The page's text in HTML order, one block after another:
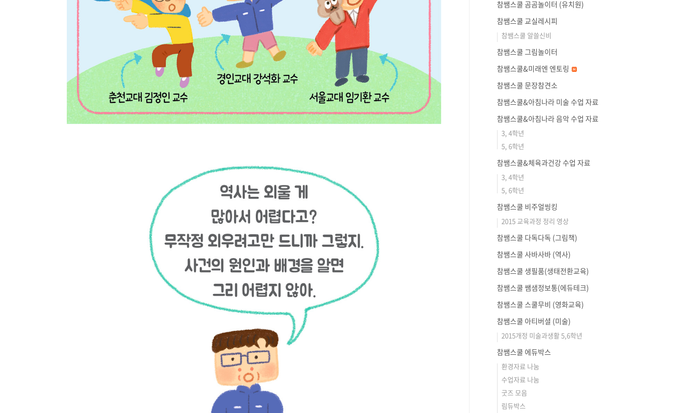
참쌤스쿨 곰곰놀이터 (유치원)
참쌤스쿨 교실레시피
참쌤스쿨 알쓸신비
참쌤스쿨 그림놀이터
참쌤스쿨&미래엔 엔토링
참쌤스쿨 문장참견소
참쌤스쿨&아침나라 미술 수업 자료
참쌤스쿨&아침나라 음악 수업 자료
3, 4학년
5, 6학년
참쌤스쿨&체육과건강 수업 자료
3, 4학년
5, 6학년
참쌤스쿨 비주얼씽킹
2015 교육과정 정리 영상
참쌤스쿨 다독다독 (그림책)
참쌤스쿨 사바사바 (역사)
참쌤스쿨 생필품(생태전환교육)
참쌤스쿨 쌤샘정보통(에듀테크)
참쌤스쿨 스쿨무비 (영화교육)
참쌤스쿨 아티버셜 (미술)
2015개정 미술과생활 5,6학년
참쌤스쿨 에듀박스
환경자료 나눔
수업자료 나눔
굿즈 모음
림듀박스